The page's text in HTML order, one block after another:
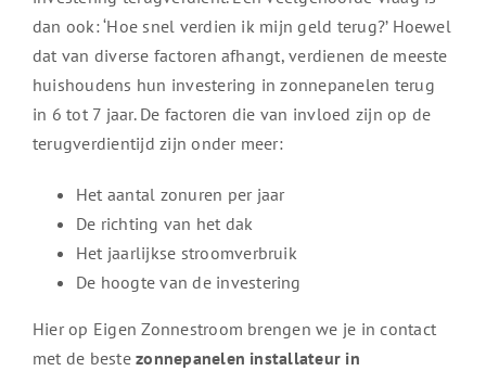
dan ook: ‘Hoe snel verdien ik mijn geld terug?’ Hoewel
dat van diverse factoren afhangt, verdienen de meeste
huishoudens hun investering in zonnepanelen terug
in 6 tot 7 jaar. De factoren die van invloed zijn op de
terugverdientijd zijn onder meer:
Het aantal zonuren per jaar
De richting van het dak
Het jaarlijkse stroomverbruik
De hoogte van de investering
Hier op Eigen Zonnestroom brengen we je in contact
met de bestezonnepanelen installateur in